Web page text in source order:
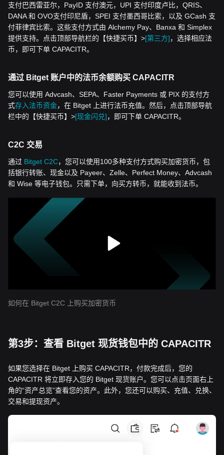
支付巴西雷亚尔，PayID 支付澳元，UPI 支付印度卢比，QRIS、
DANA 和 OVO支付印尼盾，SPEI 支付墨西哥比索，以及 GCash 支
付菲律宾比索。这些支付方式由 Alchemy Pay、Banxa 和 Simplex
提供支持。点击顶部导航栏的【快捷买币】>[第三方]，选择相应法
币，即可下单 CAPACITR。
通过 Bitget 账户中的法币余额购买 CAPACITR
您可以使用 Advcash、SEPA、Faster Payments 或 PIX 的支付方
式存入法币资金，在 Bitget 上进行法币充值。然后，点击顶部导航
栏中的【快捷买币】>[现金闪兑]，即可下单 CAPACITR。
C2C 交易
通过 Bitget C2C，您可以使用100多种支付方式购买加密货币，包
括银行转账、现金以及 Payeer、Zelle、Perfect Money、Advcash
和 Wise 等电子钱包。只需下单，向买方转币，就能收到法币。
如何在 Bitget C2C 上购买加密货币
第3步：查看 Bitget 现货钱包中的 CAPACITR
如果您选择在 Bitget 上购买 CAPACITR，付款完成后，您的
CAPACITR 将立即存入您的 Bitget 现货账户。您可以点击页面右上
角的“资产总览”查看您的资产。此外，您还可以购买、充值、兑换、
交易和提现资产。